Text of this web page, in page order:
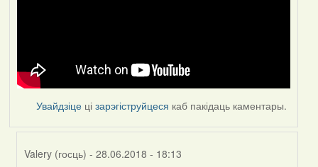
Увайдзіце цізарэгіструйцеся каб пакідаць каментары.
Valery (госць) - 28.06.2018 - 18:13